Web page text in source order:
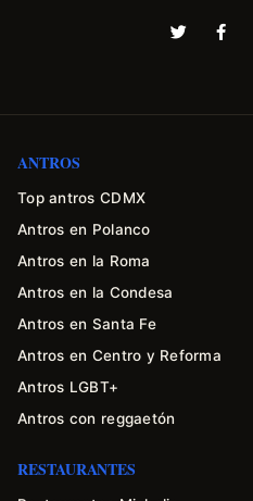
ANTROS
Top antros CDMX
Antros en Polanco
Antros en la Roma
Antros en la Condesa
Antros en Santa Fe
Antros en Centro y Reforma
Antros LGBT+
Antros con reggaetón
RESTAURANTES